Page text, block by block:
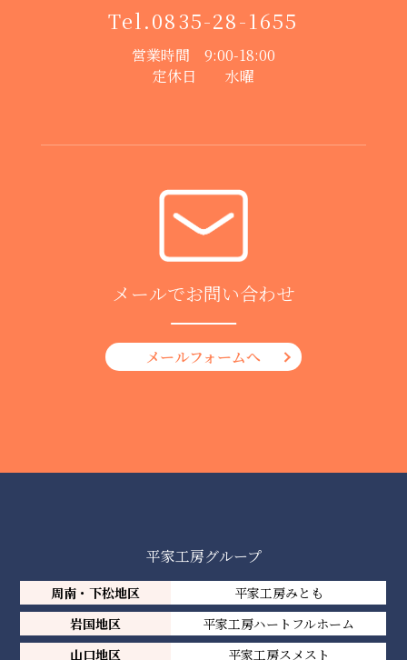
Tel.0835-28-1655
営業時間 9:00-18:00
定休日 水曜
メールでお問い合わせ
メールフォームへ
平家工房グループ
周南・下松地区
平家工房みとも
岩国地区
平家工房ハートフルホーム
山口地区
平家工房スメスト